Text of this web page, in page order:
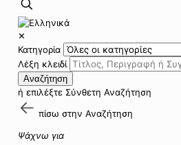
✕
Κατηγορία
Λέξη κλειδί
Αναζήτηση
ή επιλέξτε Σύνθετη Αναζήτηση
πίσω στην Αναζήτηση
Ψάχνω για